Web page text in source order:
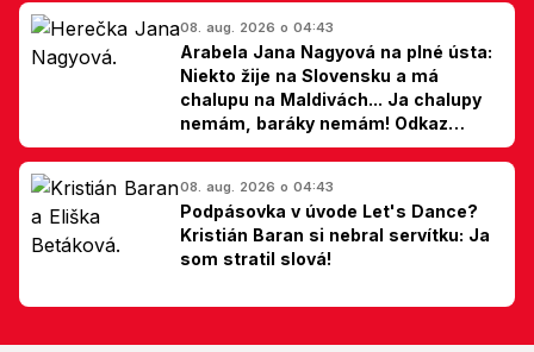
08. aug. 2026 o 04:43
Arabela Jana Nagyová na plné ústa:
Niekto žije na Slovensku a má
chalupu na Maldivách... Ja chalupy
nemám, baráky nemám! Odkaz
Slovákom
08. aug. 2026 o 04:43
Podpásovka v úvode Let's Dance?
Kristián Baran si nebral servítku: Ja
som stratil slová!